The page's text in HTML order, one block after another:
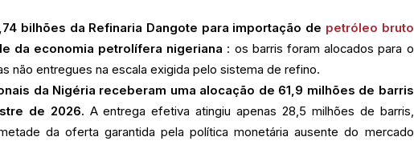
bilhões da Refinaria Dangote para importação de petróleo bruto
da economia petrolífera nigeriana : os barris foram alocados para o
não entregues na escala exigida pelo sistema de refino.
da Nigéria receberam uma alocação de 61,9 milhões de barris
de 2026. A entrega efetiva atingiu apenas 28,5 milhões de barris,
da oferta garantida pela política monetária ausente do mercado